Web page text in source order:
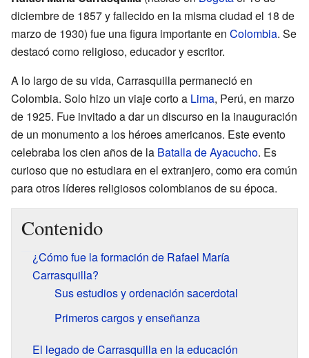
diciembre de 1857 y fallecido en la misma ciudad el 18 de
marzo de 1930) fue una figura importante en Colombia. Se
destacó como religioso, educador y escritor.
A lo largo de su vida, Carrasquilla permaneció en
Colombia. Solo hizo un viaje corto a Lima, Perú, en marzo
de 1925. Fue invitado a dar un discurso en la inauguración
de un monumento a los héroes americanos. Este evento
celebraba los cien años de la Batalla de Ayacucho. Es
curioso que no estudiara en el extranjero, como era común
para otros líderes religiosos colombianos de su época.
Contenido
¿Cómo fue la formación de Rafael María
Carrasquilla?
Sus estudios y ordenación sacerdotal
Primeros cargos y enseñanza
El legado de Carrasquilla en la educación